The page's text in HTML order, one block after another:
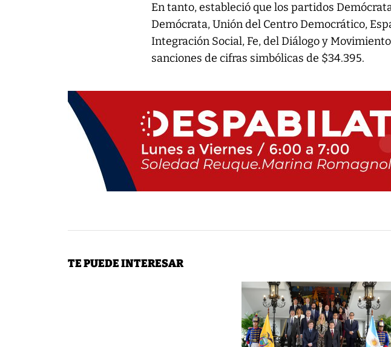
En tanto, estableció que los partidos
Demócrata, Unión del Centro Democrático,
Integración Social, Fe, del Diálogo y
sanciones de cifras simbólicas de $34.395.
TE PUEDE INTERESAR